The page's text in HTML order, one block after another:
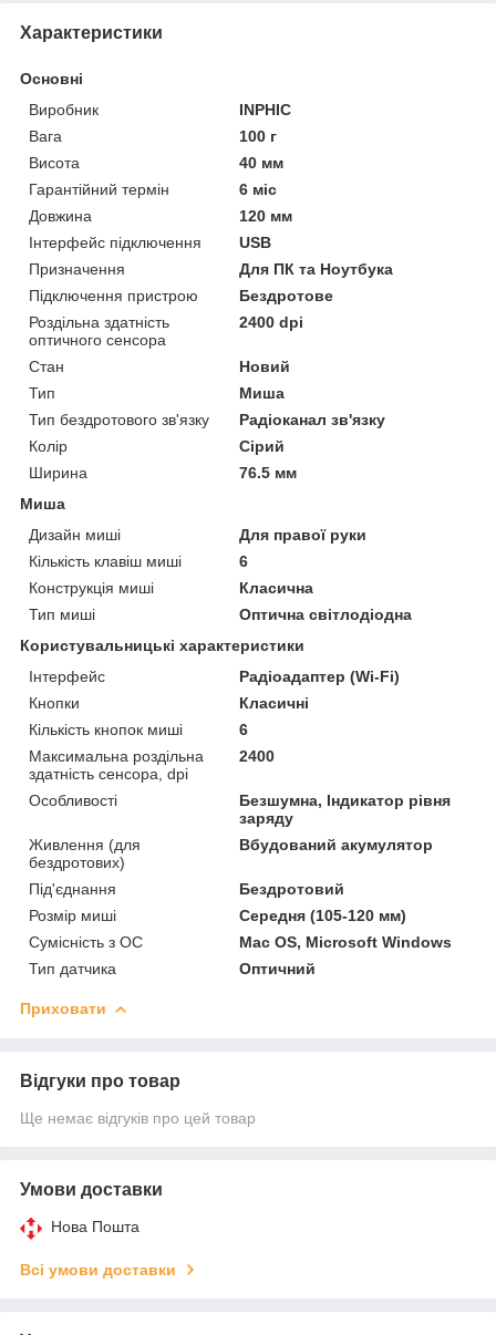
Характеристики
Основні
Виробник
INPHIC
Вага
100 г
Висота
40 мм
Гарантійний термін
6 міс
Довжина
120 мм
Інтерфейс підключення
USB
Призначення
Для ПК та Ноутбука
Підключення пристрою
Бездротове
Роздільна здатність
оптичного сенсора
2400 dpi
Стан
Новий
Тип
Миша
Тип бездротового зв'язку
Радіоканал зв'язку
Колір
Сірий
Ширина
76.5 мм
Миша
Дизайн миші
Для правої руки
Кількість клавіш миші
6
Конструкція миші
Класична
Тип миші
Оптична світлодіодна
Користувальницькі характеристики
Інтерфейс
Радіоадаптер (Wi-Fi)
Кнопки
Класичні
Кількість кнопок миші
6
Максимальна роздільна
здатність сенсора, dpi
2400
Особливості
Безшумна, Індикатор рівня
заряду
Живлення (для
бездротових)
Вбудований акумулятор
Під'єднання
Бездротовий
Розмір миші
Середня (105-120 мм)
Сумісність з ОС
Mac OS, Microsoft Windows
Тип датчика
Оптичний
Приховати
Відгуки про товар
Ще немає відгуків про цей товар
Умови доставки
Нова Пошта
Всі умови доставки